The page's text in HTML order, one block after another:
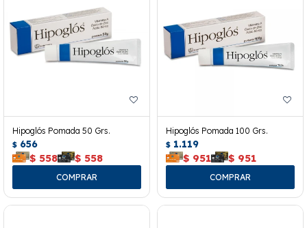
Hipoglós Pomada 50 Grs.
$ 656
$ 558 $ 558
Hipoglós Pomada 100 Grs.
$ 1.119
$ 951 $ 951